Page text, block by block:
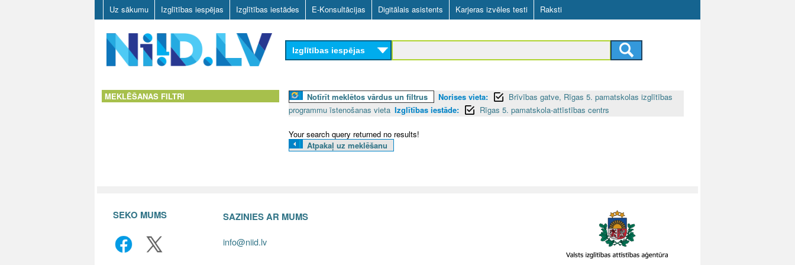
Skip
to
main
content
Uz sākumu Izglītības iespējas Izglītības iestādes E-Konsultācijas Digitālais asistents Karjeras izvēles testi Raksti
Izglītības iespējas
MEKLĒŠANAS FILTRI Notīrīt meklētos vārdus un filtrus Norises vieta:
Brīvības gatve, Rīgas 5. pamatskolas izglītības
programmu īstenošanas vieta Izglītības iestāde: Rīgas 5. pamatskola-attīstības centrs
Your search query returned no results!
Atpakaļ uz meklēšanu
SEKO MUMS SAZINIES AR MUMS
info@niid.lv